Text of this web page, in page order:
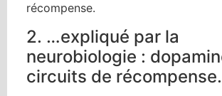
récompense.
2. …expliqué par la
neurobiologie :
circuits de récompense.